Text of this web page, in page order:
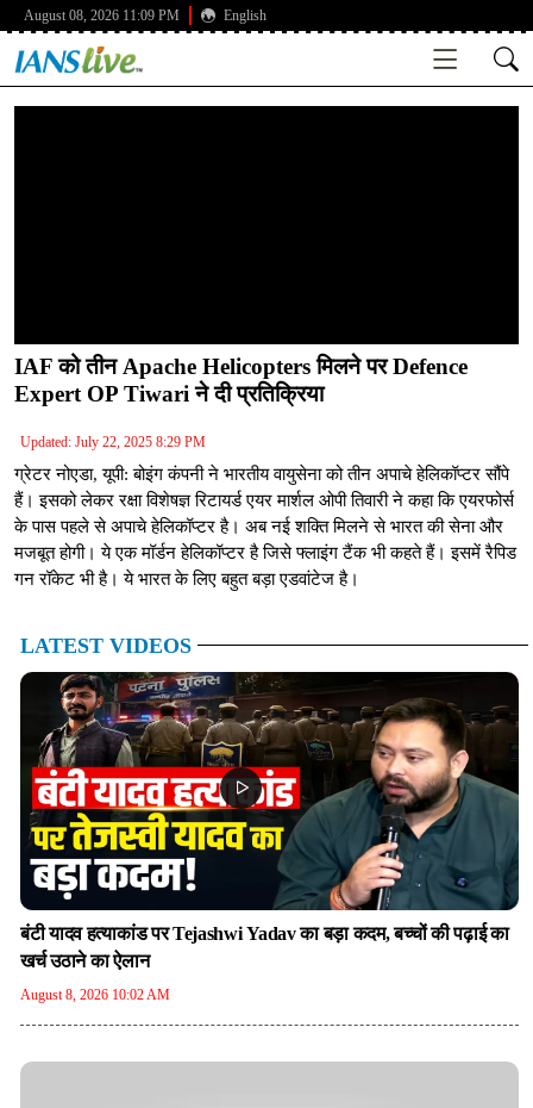
August 08, 2026 11:09 PM English
IAF को तीन Apache Helicopters मिलने पर Defence
Expert OP Tiwari ने दी प्रतिक्रिया
Updated: July 22, 2025 8:29 PM
ग्रेटर नोएडा, यूपी: बोइंग कंपनी ने भारतीय वायुसेना को तीन अपाचे हेलिकॉप्टर सौंपे
हैं। इसको लेकर रक्षा विशेषज्ञ रिटायर्ड एयर मार्शल ओपी तिवारी ने कहा कि एयरफोर्स
के पास पहले से अपाचे हेलिकॉप्टर है। अब नई शक्ति मिलने से भारत की सेना और
मजबूत होगी। ये एक मॉर्डन हेलिकॉप्टर है जिसे फ्लाइंग टैंक भी कहते हैं। इसमें रैपिड
गन रॉकेट भी है। ये भारत के लिए बहुत बड़ा एडवांटेज है।
LATEST VIDEOS
बंटी यादव हत्याकांड पर Tejashwi Yadav का बड़ा कदम, बच्चों की पढ़ाई का
खर्च उठाने का ऐलान
August 8, 2026 10:02 AM